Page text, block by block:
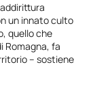
un innato culto
quello che
Romagna, fa
– sostiene